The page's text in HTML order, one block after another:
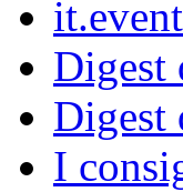
Digest
Digest
I